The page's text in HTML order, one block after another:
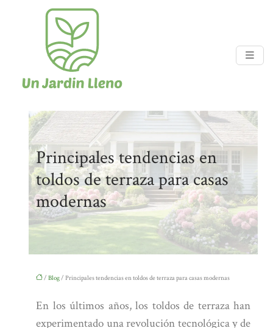
Principales tendencias en
toldos de terraza para casas
modernas
/Blog/ Principales tendencias en toldos de terraza para casas modernas
En los últimos años, los toldos de terraza han
experimentado una revolución tecnológica y de